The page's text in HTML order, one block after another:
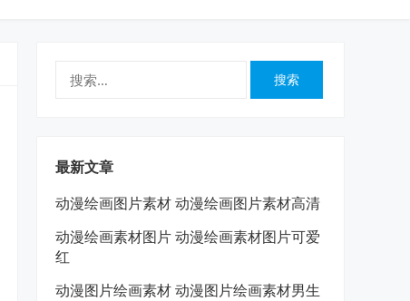
最新文章
动漫绘画图片素材 动漫绘画图片素材高清
动漫绘画素材图片 动漫绘画素材图片可爱
红
动漫图片绘画素材 动漫图片绘画素材男生